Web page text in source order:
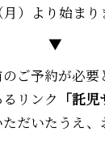
）より始まり
▼
ご予約が必要
リンク 「託
だいたうえ、